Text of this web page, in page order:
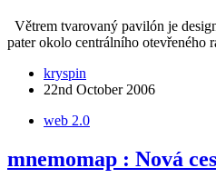
Větrem tvarovaný pavilón je
pater okolo centrálního
kryspin
22nd October 2006
web 2.0
mnemomap : Nová